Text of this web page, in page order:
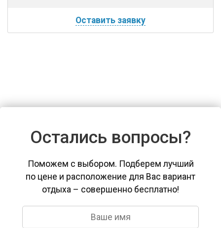
Оставить заявку
Остались вопросы?
Поможем с выбором. Подберем лучший
по цене и расположение для Вас вариант
отдыха – совершенно бесплатно!